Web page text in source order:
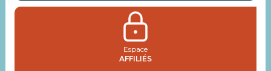
Espace
AFFILIÉS